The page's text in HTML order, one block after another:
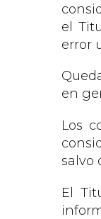
el
error
en
Los
salvo
El